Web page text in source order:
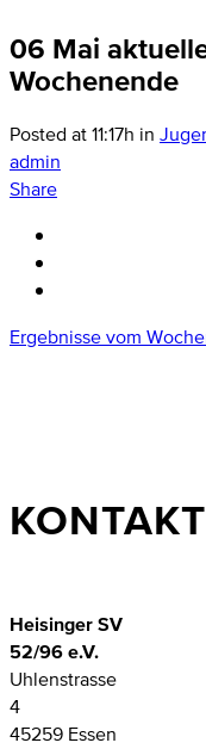
06 Mai
Wochenende
Posted at 11:17h in
admin
Share
Ergebnisse vom
KONTAKT
Heisinger SV
52/96 e.V.
Uhlenstrasse
4
45259 Essen